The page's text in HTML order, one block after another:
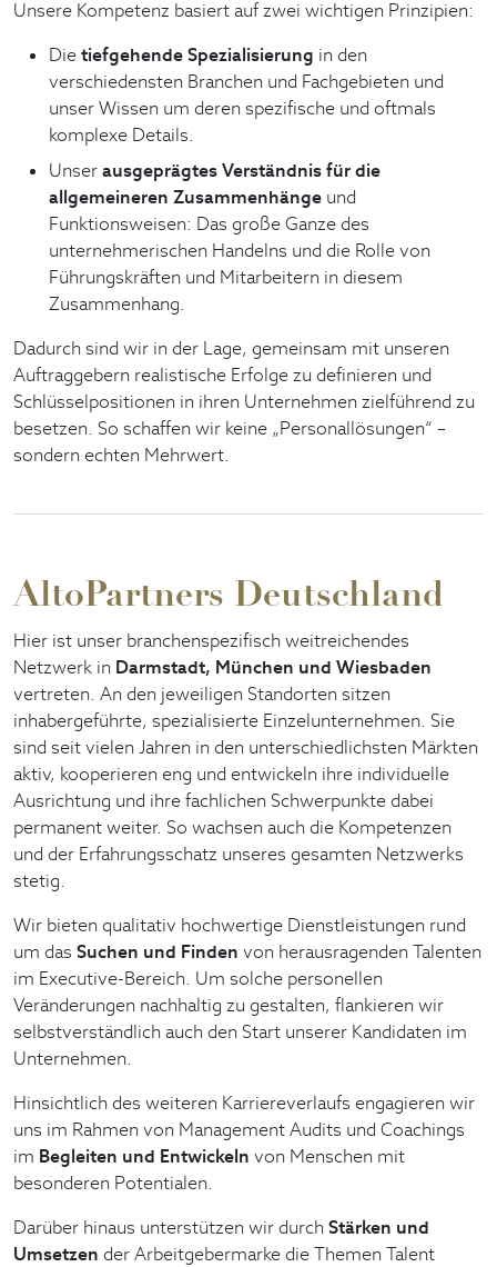
Unsere Kompetenz basiert auf zwei wichtigen Prinzipien:
Dietiefgehende Spezialisierung in den
verschiedensten Branchen und Fachgebieten und
unser Wissen um deren spezifische und oftmals
komplexe Details.
Unserausgeprägtes Verständnis für die
allgemeineren Zusammenhänge und
Funktionsweisen: Das große Ganze des
unternehmerischen Handelns und die Rolle von
Führungskräften und Mitarbeitern in diesem
Zusammenhang.
Dadurch sind wir in der Lage, gemeinsam mit unseren
Auftraggebern realistische Erfolge zu definieren und
Schlüsselpositionen in ihren Unternehmen zielführend zu
besetzen. So schaffen wir keine „Personallösungen“ –
sondern echten Mehrwert.
AltoPartners Deutschland
Hier ist unser branchenspezifisch weitreichendes
Netzwerk in Darmstadt, München und Wiesbaden
vertreten. An den jeweiligen Standorten sitzen
inhabergeführte, spezialisierte Einzelunternehmen. Sie
sind seit vielen Jahren in den unterschiedlichsten Märkten
aktiv, kooperieren eng und entwickeln ihre individuelle
Ausrichtung und ihre fachlichen Schwerpunkte dabei
permanent weiter. So wachsen auch die Kompetenzen
und der Erfahrungsschatz unseres gesamten Netzwerks
stetig.
Wir bieten qualitativ hochwertige Dienstleistungen rund
um das Suchen und Finden von herausragenden Talenten
im Executive-Bereich. Um solche personellen
Veränderungen nachhaltig zu gestalten, flankieren wir
selbstverständlich auch den Start unserer Kandidaten im
Unternehmen.
Hinsichtlich des weiteren Karriereverlaufs engagieren wir
uns im Rahmen von Management Audits und Coachings
im Begleiten und Entwickeln von Menschen mit
besonderen Potentialen.
Darüber hinaus unterstützen wir durchStärken und
Umsetzen der Arbeitgebermarke die Themen Talent